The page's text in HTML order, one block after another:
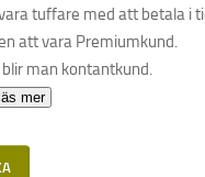
tuffare med att betala i
att vara Premiumkund.
man kontantkund.